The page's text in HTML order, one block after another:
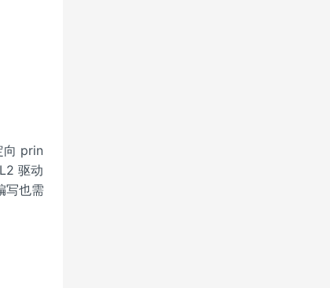
向 prin
驱动
写也需